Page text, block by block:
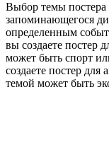
Выбор темы постера
запоминающегося
определенным
вы создаете постер
может быть спорт
создаете постер
темой может быть